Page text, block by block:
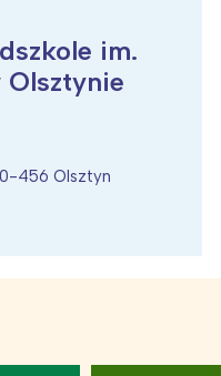
im.
Olsztynie
456 Olsztyn